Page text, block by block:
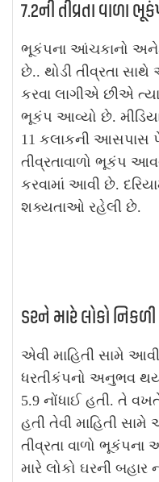
7.2ની તીવ્રતા વાળા
ભૂકંપના આંચકાનો
છે.. થોડી તીવ્રતા
કરવા લાગીએ છીએ
ભૂકંપ આવ્યો છે. મીડિયા
11 કલાકની આસપાસ
તીવ્રતાવાળો ભૂકંપ
કરવામાં આવી છે.
શક્યતાઓ રહેલી છે.
ડરને મારે લોકો
એવી માહિતી સામે
ધરતીકંપનો અનુભવ
5.9 નોંધાઈ હતી. તે
હતી તેવી માહિતી
તીવ્રતા વાળો
મારે લોકો ઘરની